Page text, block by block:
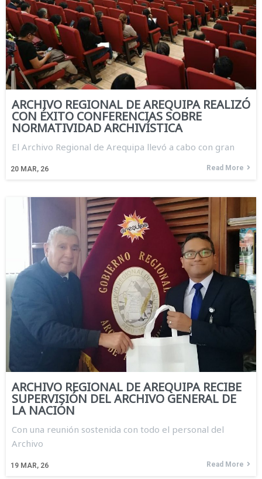
ARCHIVO REGIONAL DE AREQUIPA REALIZÓ
CON ÉXITO CONFERENCIAS SOBRE
NORMATIVIDAD ARCHIVÍSTICA
20 MAR, 26
El Archivo Regional de Arequipa llevó a cabo con gran
Read More
ARCHIVO REGIONAL DE AREQUIPA RECIBE
SUPERVISIÓN DEL ARCHIVO GENERAL DE
LA NACIÓN
19 MAR, 26
Con una reunión sostenida con todo el personal del
Archivo
Read More